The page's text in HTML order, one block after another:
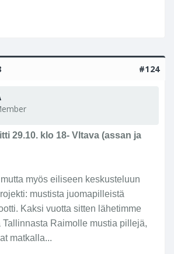
Ja siellä taustalla väijyy taas
#124
29.10. klo 18- Vltava (assan ja
myös eiliseen keskusteluun
mustista juomapilleistä
Kaksi vuotta sitten lähetimme
Raimolle mustia pillejä,
matkalla...